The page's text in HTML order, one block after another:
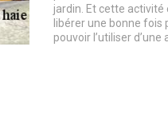
jardin. Et cette
libérer une bonne
pouvoir l’utiliser